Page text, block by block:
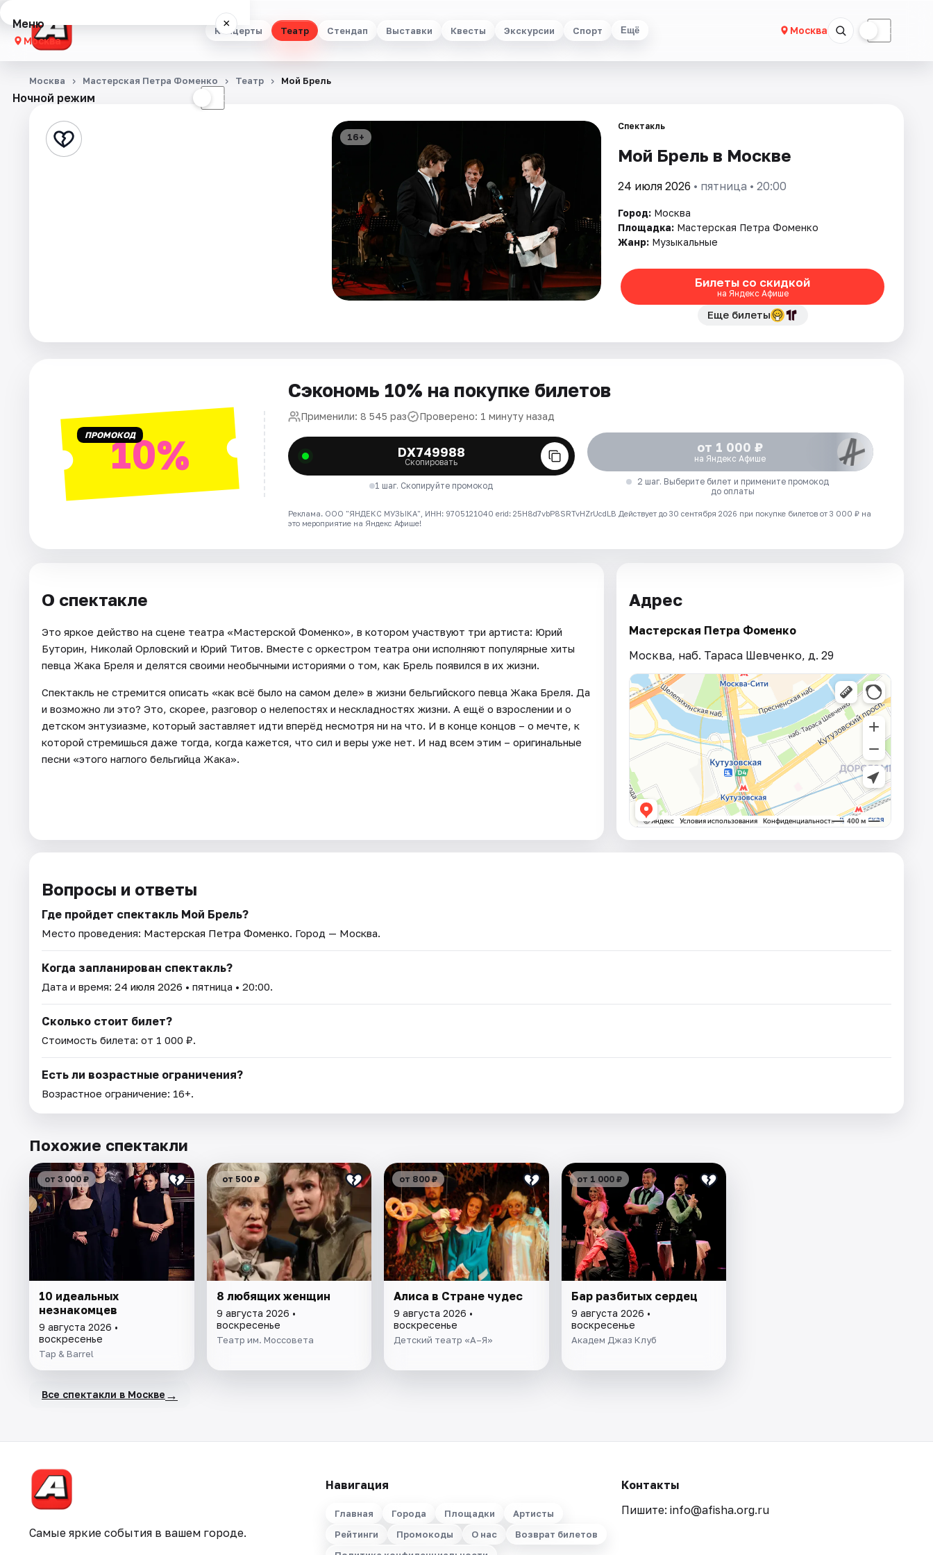
Концерты Театр Стендап Выставки Квесты Экскурсии Спорт Ещё Москва ☾
Меню ×
Москва
Концерты
Стендап
Рейтинги
Ночной режим ☾
Москва Мастерская Петра Фоменко Театр Мой Брель
16+
Спектакль
Мой Брель в Москве
24 июля 2026 • пятница • 20:00
Город: Москва
Площадка: Мастерская Петра Фоменко
Жанр: Музыкальные
Билеты со скидкой
на Яндекс Афише
Еще билеты
ПРОМОКОД10%
Сэкономь 10% на покупке билетов
Применили: 8 545 раз Проверено: 1 минуту назад
DX749988
Скопировать
1 шаг. Скопируйте промокод
от 1 000 ₽
на Яндекс Афише
2 шаг. Выберите билет и примените промокод
до оплаты
Реклама. ООО "ЯНДЕКС МУЗЫКА", ИНН: 9705121040 erid: 25H8d7vbP8SRTvHZrUcdLB Действует до 30 сентября 2026 при покупке билетов от 3 000 ₽ на
это мероприятие на Яндекс Афише!
О спектакле
Это яркое действо на сцене театра «Мастерской Фоменко», в котором участвуют три артиста: Юрий
Буторин, Николай Орловский и Юрий Титов. Вместе с оркестром театра они исполняют популярные хиты
певца Жака Бреля и делятся своими необычными историями о том, как Брель появился в их жизни.
Спектакль не стремится описать «как всё было на самом деле» в жизни бельгийского певца Жака Бреля. Да
и возможно ли это? Это, скорее, разговор о нелепостях и нескладностях жизни. А ещё о взрослении и о
детском энтузиазме, который заставляет идти вперёд несмотря ни на что. И в конце концов – о мечте, к
которой стремишься даже тогда, когда кажется, что сил и веры уже нет. И над всем этим – оригинальные
песни «этого наглого бельгийца Жака».
Адрес
Мастерская Петра Фоменко
Москва, наб. Тараса Шевченко, д. 29
Вопросы и ответы
Где пройдет спектакль Мой Брель?
Место проведения: Мастерская Петра Фоменко. Город — Москва.
Когда запланирован спектакль?
Дата и время: 24 июля 2026 • пятница • 20:00.
Сколько стоит билет?
Стоимость билета: от 1 000 ₽.
Есть ли возрастные ограничения?
Возрастное ограничение: 16+.
Похожие спектакли
от 3 000 ₽
10 идеальных
незнакомцев
9 августа 2026 •
воскресенье
Tap & Barrel
от 500 ₽
8 любящих женщин
9 августа 2026 •
воскресенье
Театр им. Моссовета
от 800 ₽
Алиса в Стране чудес
9 августа 2026 •
воскресенье
Детский театр «А–Я»
от 1 000 ₽
Бар разбитых сердец
9 августа 2026 •
воскресенье
Академ Джаз Клуб
Все спектакли в Москве →
Самые яркие события в вашем городе.
Навигация
Главная Города Площадки
Артисты
Рейтинги
Промокоды О нас
Возврат билетов
Контакты
Пишите: info@afisha.org.ru